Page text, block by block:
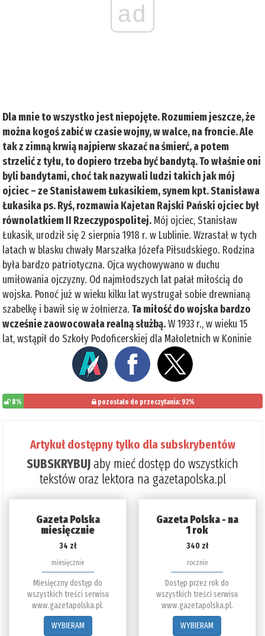
ad
Dla mnie to wszystko jest niepojęte. Rozumiem jeszcze, że
można kogoś zabić w czasie wojny, w walce, na froncie. Ale
tak z zimną krwią najpierw skazać na śmierć, a potem
strzelić z tyłu, to dopiero trzeba być bandytą. To właśnie oni
byli bandytami, choć tak nazywali ludzi takich jak mój
ojciec – ze Stanisławem Łukasikiem, synem kpt. Stanisława
Łukasika ps. Ryś, rozmawia Kajetan Rajski Pański ojciec był
równolatkiem II Rzeczypospolitej. Mój ojciec, Stanisław
Łukasik, urodził się 2 sierpnia 1918 r. w Lublinie. Wzrastał w tych
latach w blasku chwały Marszałka Józefa Piłsudskiego. Rodzina
była bardzo patriotyczna. Ojca wychowywano w duchu
umiłowania ojczyzny. Od najmłodszych lat pałał miłością do
wojska. Ponoć już w wieku kilku lat wystrugał sobie drewnianą
szabelkę i bawił się w żołnierza.Ta miłość do wojska bardzo
wcześnie zaowocowała realną służbą.W 1933 r., w wieku 15
lat, wstąpił do Szkoły Podoficerskiej dla Małoletnich w Koninie
8% pozostało do przeczytania: 92%
Artykuł dostępny tylko dla subskrybentów
SUBSKRYBUJaby mieć dostęp do wszystkich
tekstów oraz lektora na gazetapolska.pl
Gazeta Polska
miesięcznie
34 zł
miesięcznie
Miesięczny dostęp do
wszystkich treści serwisu
www.gazetapolska.pl.
WYBIERAM
Gazeta Polska - na
1 rok
340 zł
rocznie
Dostęp przez rok do
wszystkich treści serwisu
www.gazetapolska.pl.
WYBIERAM